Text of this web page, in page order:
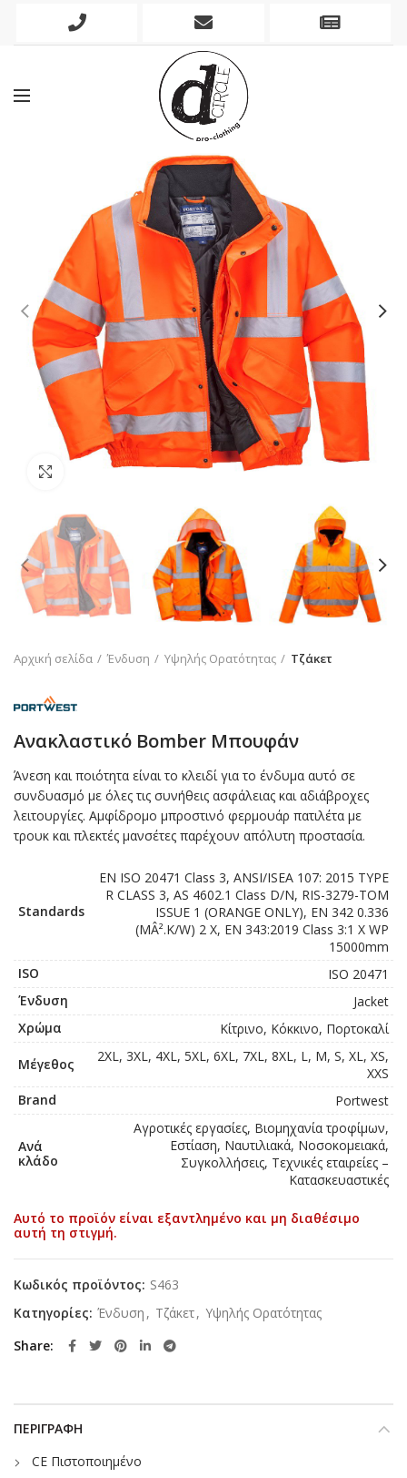
Phone
Mobile
Click to enlarge
Αρχική σελίδα Ένδυση Υψηλής Ορατότητας Τζάκετ
Ανακλαστικό Bomber Μπουφάν
Άνεση και ποιότητα είναι το κλειδί για το ένδυμα αυτό σε
συνδυασμό με όλες τις συνήθεις ασφάλειας και αδιάβροχες
λειτουργίες. Αμφίδρομο μπροστινό φερμουάρ πατιλέτα με
τρουκ και πλεκτές μανσέτες παρέχουν απόλυτη προστασία.
Standards
EN ISO 20471 Class 3, ANSI/ISEA 107: 2015 TYPE
R CLASS 3, AS 4602.1 Class D/N, RIS-3279-TOM
ISSUE 1 (ORANGE ONLY), EN 342 0.336
(MÂ².K/W) 2 X, EN 343:2019 Class 3:1 X WP
15000mm
ISO
ISO 20471
Ένδυση
Jacket
Χρώμα
Κίτρινο, Κόκκινο, Πορτοκαλί
Μέγεθος
2XL, 3XL, 4XL, 5XL, 6XL, 7XL, 8XL, L, M, S, XL, XS,
XXS
Brand
Portwest
Ανά
κλάδο
Αγροτικές εργασίες, Βιομηχανία τροφίμων,
Εστίαση, Ναυτιλιακά, Νοσοκομειακά,
Συγκολλήσεις, Τεχνικές εταιρείες –
Κατασκευαστικές
Αυτό το προϊόν είναι εξαντλημένο και μη διαθέσιμο
αυτή τη στιγμή.
Κωδικός προϊόντος: S463
Κατηγορίες: Ένδυση , Τζάκετ, Υψηλής Ορατότητας
Share
ΠΕΡΙΓΡΑΦΉ
CE Πιστοποιημένο